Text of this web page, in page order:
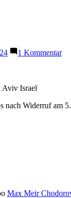
1 Kommentarzu
Israel
nach Widerruf am
Max Meir